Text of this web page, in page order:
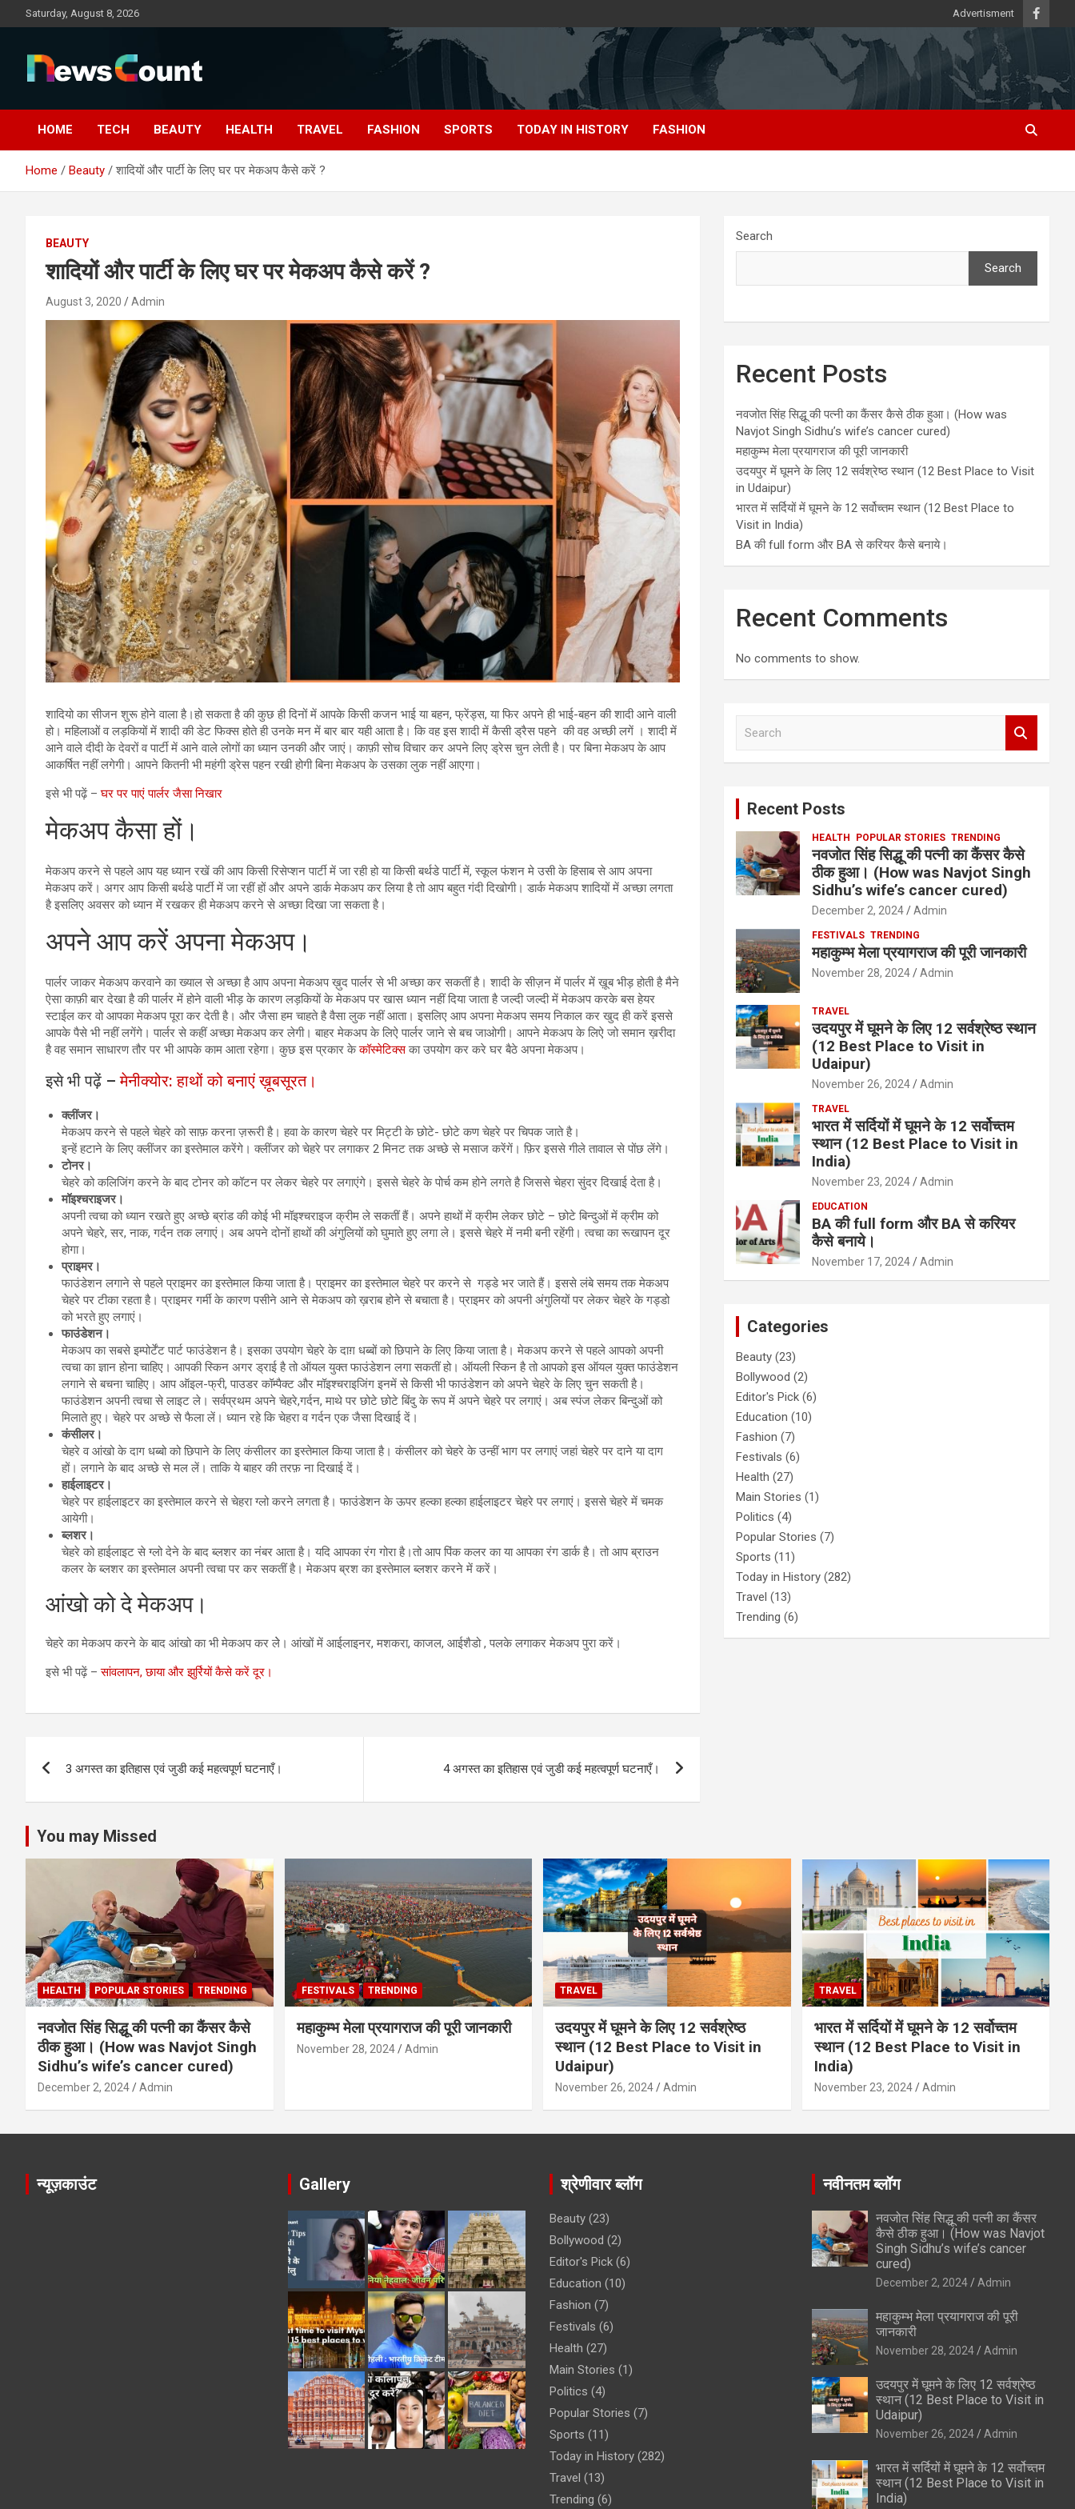
to
Saturday, August 8, 2026 Advertisment
HOME TECH BEAUTY HEALTH TRAVEL FASHION SPORTS TODAY IN HISTORY FASHION
Home Beauty शादियों और पार्टी के लिए घर पर मेकअप कैसे करें ?
BEAUTY
शादियों और पार्टी के लिए घर पर मेकअप कैसे करें ?
August 3, 2020 Admin
शादियो का सीजन शुरू होने वाला है।हो सकता है की कुछ ही दिनों में आपके किसी कजन भाई या बहन, फ्रेंड्स, या फिर अपने ही भाई-बहन की शादी आने वाली
हो। महिलाओं व लड़कियों में शादी की डेट फिक्स होते ही उनके मन में बार बार यही आता है। कि वह इस शादी में कैसी ड्रैस पहने की वह अच्छी लगें । शादी में
आने वाले दीदी के देवरों व पार्टी में आने वाले लोगों का ध्यान उनकी और जाएं। काफ़ी सोच विचार कर अपने लिए ड्रेस चुन लेती है। पर बिना मेकअप के आप
आकर्षित नहीं लगेगी। आपने कितनी भी महंगी ड्रेस पहन रखी होगी बिना मेकअप के उसका लुक नहीं आएगा।
इसे भी पढ़ें –घर पर पाएं पार्लर जैसा निखार
मेकअप कैसा हों।
मेकअप करने से पहले आप यह ध्यान रखें की आप किसी रिसेप्शन पार्टी में जा रही हो या किसी बर्थडे पार्टी में, स्कूल फंशन मे उसी के हिसाब से आप अपना
मेकअप करें। अगर आप किसी बर्थडे पार्टी में जा रहीं हों और अपने डार्क मेकअप कर लिया है तो आप बहुत गंदी दिखोगी। डार्क मेकअप शादियों में अच्छा लगता
है इसलिए अवसर को ध्यान में रखकर ही मेकअप करने से अच्छा दिखा जा सकता है।
अपने आप करें अपना मेकअप।
पार्लर जाकर मेकअप करवाने का ख्याल से अच्छा है आप अपना मेकअप ख़ुद पार्लर से भी अच्छा कर सकतीं है। शादी के सीज़न में पार्लर में ख़ूब भीड़ होती है मैने
ऐसा काफ़ी बार देखा है की पार्लर में होने वाली भीड़ के कारण लड़कियों के मेकअप पर खास ध्यान नहीं दिया जाता है जल्दी जल्दी में मेकअप करके बस हेयर
स्टाईल कर वो आपका मेकअप पूरा कर देती है। और जैसा हम चाहते है वैसा लुक नहीं आता। इसलिए आप अपना मेकअप समय निकाल कर खुद ही करें इससे
आपके पैसे भी नहीं लगेंगे। पार्लर से कहीं अच्छा मेकअप कर लेगी। बाहर मेकअप के लिऐ पार्लर जाने से बच जाओगी। आपने मेकअप के लिऐ जो समान ख़रीदा
है वह समान साधारण तौर पर भी आपके काम आता रहेगा। कुछ इस प्रकार केकॉस्मेटिक्सका उपयोग कर करे घर बैठे अपना मेकअप।
इसे भी पढ़ें –मेनीक्योर: हाथों को बनाएं ख़ूबसूरत।
क्लींजर।
मेकअप करने से पहले चेहरे को साफ़ करना ज़रूरी है। हवा के कारण चेहरे पर मिट्टी के छोटे- छोटे कण चेहरे पर चिपक जाते है।
इन्हें हटाने के लिए क्लींजर का इस्तेमाल करेंगे। क्लींजर को चेहरे पर लगाकर 2 मिनट तक अच्छे से मसाज करेंगें। फ़िर इससे गीले तावाल से पोंछ लेंगे।
टोनर।
चेहरे को कलिजिंग करने के बाद टोनर को कॉटन पर लेकर चेहरे पर लगाएंगे। इससे चेहरे के पोर्च कम होने लगते है जिससे चेहरा सुंदर दिखाई देता है।
मॉइश्चराइजर।
अपनी त्वचा को ध्यान रखते हुए अच्छे ब्रांड की कोई भी मॉइश्चराइज क्रीम ले सकतीं हैं। अपने हाथों में क्रीम लेकर छोटे – छोटे बिन्दुओं में क्रीम को
अपने चेहरे, सर, नाक, गर्दन तक लगाएं। अब अपने दोनों हाथों की अंगुलियों को घुमाते हुए लगा ले। इससे चेहरे में नमी बनी रहेंगी। त्वचा का रूखापन दूर
होगा।
प्राइमर।
फाउंडेशन लगाने से पहले प्राइमर का इस्तेमाल किया जाता है। प्राइमर का इस्तेमाल चेहरे पर करने से गड्डे भर जाते हैं। इससे लंबे समय तक मेकअप
चेहरे पर टीका रहता है। प्राइमर गर्मी के कारण पसीने आने से मेकअप को ख़राब होने से बचाता है। प्राइमर को अपनी अंगुलियों पर लेकर चेहरे के गड्डो
को भरते हुए लगाएं।
फाउंडेशन।
मेकअप का सबसे इम्पोर्टेंट पार्ट फाउंडेशन है। इसका उपयोग चेहरे के दाग़ धब्बों को छिपाने के लिए किया जाता है। मेकअप करने से पहले आपको अपनी
त्वचा का ज्ञान होना चाहिए। आपकी स्किन अगर ड्राई है तो ऑयल युक्त फाउंडेशन लगा सकतीं हो। ऑयली स्किन है तो आपको इस ऑयल युक्त फाउंडेशन
लगाने से बचना चाहिए। आप ऑइल-फ्री, पाउडर कॉम्पैक्ट और मॉइश्चराइजिंग इनमें से किसी भी फाउंडेशन को अपने चेहरे के लिए चुन सकती है।
फाउंडेशन अपनी त्वचा से लाइट ले। सर्वप्रथम अपने चेहरे,गर्दन, माथे पर छोटे छोटे बिंदु के रूप में अपने चेहरे पर लगाएं। अब स्पंज लेकर बिन्दुओं को
मिलाते हुए। चेहरे पर अच्छे से फैला लें। ध्यान रहे कि चेहरा व गर्दन एक जैसा दिखाई दें।
कंसीलर।
चेहरे व आंखो के दाग धब्बो को छिपाने के लिए कंसीलर का इस्तेमाल किया जाता है। कंसीलर को चेहरे के उन्हीं भाग पर लगाएं जहां चेहरे पर दाने या दाग
हों। लगाने के बाद अच्छे से मल लें। ताकि ये बाहर की तरफ़ ना दिखाई दें।
हाईलाइटर।
चेहरे पर हाईलाइटर का इस्तेमाल करने से चेहरा ग्लो करने लगता है। फाउंडेशन के ऊपर हल्का हल्का हाईलाइटर चेहरे पर लगाएं। इससे चेहरे में चमक
आयेगी।
ब्लशर।
चेहरे को हाईलाइट से ग्लो देने के बाद ब्लशर का नंबर आता है। यदि आपका रंग गोरा है।तो आप पिंक कलर का या आपका रंग डार्क है। तो आप ब्राउन
कलर के ब्लशर का इस्तेमाल अपनी त्वचा पर कर सकतीं है। मेकअप ब्रश का इस्तेमाल ब्लशर करने में करें।
आंखो को दे मेकअप।
चेहरे का मेकअप करने के बाद आंखो का भी मेकअप कर लेे। आंखों में आईलाइनर, मशकरा, काजल, आईशैडो , पलके लगाकर मेकअप पुरा करें।
इसे भी पढ़ें –सांवलापन, छाया और झुर्रियों कैसे करें दूर।
navigation
3 अगस्त का इतिहास एवं जुडी कई महत्वपूर्ण घटनाएँ। 4 अगस्त का इतिहास एवं जुडी कई महत्वपूर्ण घटनाएँ।
Search
Search
Recent Posts
नवजोत सिंह सिद्धू की पत्नी का कैंसर कैसे ठीक हुआ। (How was
Navjot Singh Sidhu’s wife’s cancer cured)
महाकुम्भ मेला प्रयागराज की पूरी जानकारी
उदयपुर में घूमने के लिए 12 सर्वश्रेष्ठ स्थान (12 Best Place to Visit
in Udaipur)
भारत में सर्दियों में घूमने के 12 सर्वोच्तम स्थान (12 Best Place to
Visit in India)
BA की full form और BA से करियर कैसे बनाये।
Recent Comments
No comments to show.
Recent Posts
HEALTH POPULAR STORIES TRENDING
नवजोत सिंह सिद्धू की पत्नी का कैंसर कैसे
ठीक हुआ। (How was Navjot Singh
Sidhu’s wife’s cancer cured)
December 2, 2024 Admin
FESTIVALS TRENDING
महाकुम्भ मेला प्रयागराज की पूरी जानकारी
November 28, 2024 Admin
TRAVEL
उदयपुर में घूमने के लिए 12 सर्वश्रेष्ठ स्थान
(12 Best Place to Visit in
Udaipur)
November 26, 2024 Admin
TRAVEL
भारत में सर्दियों में घूमने के 12 सर्वोच्तम
स्थान (12 Best Place to Visit in
India)
November 23, 2024 Admin
EDUCATION
BA की full form और BA से करियर
कैसे बनाये।
November 17, 2024 Admin
Categories
Beauty (23)
Bollywood (2)
Editor's Pick (6)
Education (10)
Fashion (7)
Festivals (6)
Health (27)
Main Stories (1)
Politics (4)
Popular Stories (7)
Sports (11)
Today in History (282)
Travel (13)
Trending (6)
You may Missed
HEALTH POPULAR STORIES TRENDING
नवजोत सिंह सिद्धू की पत्नी का कैंसर कैसे
ठीक हुआ। (How was Navjot Singh
Sidhu’s wife’s cancer cured)
December 2, 2024 Admin
FESTIVALS TRENDING
महाकुम्भ मेला प्रयागराज की पूरी जानकारी
November 28, 2024 Admin
TRAVEL
उदयपुर में घूमने के लिए 12 सर्वश्रेष्ठ
स्थान (12 Best Place to Visit in
Udaipur)
November 26, 2024 Admin
TRAVEL
भारत में सर्दियों में घूमने के 12 सर्वोच्तम
स्थान (12 Best Place to Visit in
India)
November 23, 2024 Admin
न्यूज़काउंट Gallery श्रेणीवार ब्लॉग
Beauty (23)
Bollywood (2)
Editor's Pick (6)
Education (10)
Fashion (7)
Festivals (6)
Health (27)
Main Stories (1)
Politics (4)
Popular Stories (7)
Sports (11)
Today in History (282)
Travel (13)
Trending (6)
नवीनतम ब्लॉग
नवजोत सिंह सिद्धू की पत्नी का कैंसर
कैसे ठीक हुआ। (How was Navjot
Singh Sidhu’s wife’s cancer
cured)
December 2, 2024 Admin
महाकुम्भ मेला प्रयागराज की पूरी
जानकारी
November 28, 2024 Admin
उदयपुर में घूमने के लिए 12 सर्वश्रेष्ठ
स्थान (12 Best Place to Visit in
Udaipur)
November 26, 2024 Admin
भारत में सर्दियों में घूमने के 12 सर्वोच्तम
स्थान (12 Best Place to Visit in
India)